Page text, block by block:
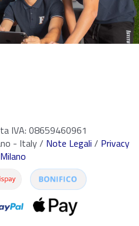
IVA: 08659460961
- Italy / Note Legali / Privacy